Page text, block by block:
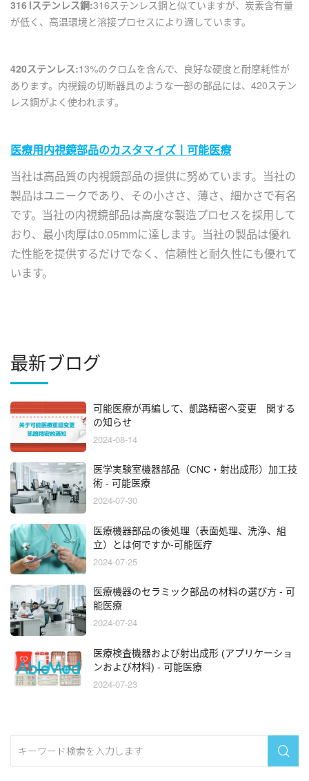
316 lステンレス鋼:316ステンレス鋼と似ていますが、炭素含有量
が低く、高温環境と溶接プロセスにより適しています。
420ステンレス:13%のクロムを含んで、良好な硬度と耐摩耗性が
あります。内視鏡の切断器具のような一部の部品には、420ステン
レス鋼がよく使われます。
医療用内視鏡部品のカスタマイズ丨可能医療
当社は高品質の内視鏡部品の提供に努めています。当社の
製品はユニークであり、その小ささ、薄さ、細かさで有名
です。当社の内視鏡部品は高度な製造プロセスを採用して
おり、最小肉厚は0.05mmに達します。当社の製品は優れ
た性能を提供するだけでなく、信頼性と耐久性にも優れて
います。
最新ブログ
可能医療が再編して、凱路精密へ変更 関する
の知らせ
2024-08-14
医学実験室機器部品（CNC・射出成形）加工技
術 - 可能医療
2024-07-30
医療機器部品の後処理（表面処理、洗浄、組
立）とは何ですか-可能医疗
2024-07-25
医療機器のセラミック部品の材料の選び方 - 可
能医療
2024-07-24
医療検査機器および射出成形 (アプリケーショ
ンおよび材料) - 可能医療
2024-07-23
